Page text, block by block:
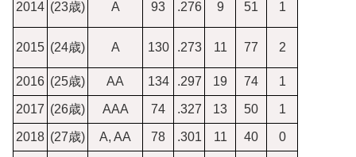
2014 (23歳) A 93 .276 9 51 1
2015 (24歳) A 130 .273 11 77 2
2016 (25歳) AA 134 .297 19 74 1
2017 (26歳) AAA 74 .327 13 50 1
2018 (27歳) A, AA 78 .301 11 40 0